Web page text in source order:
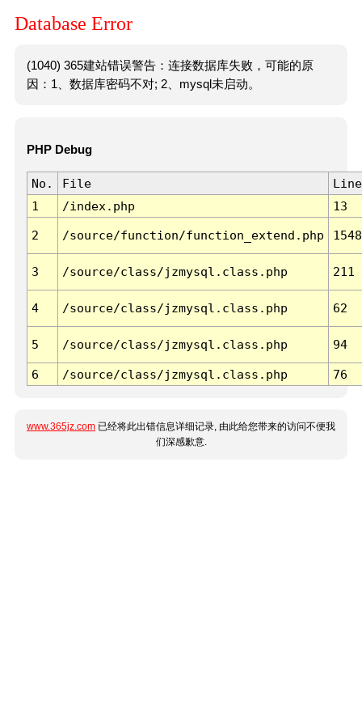
Database Error
(1040) 365建站错误警告：连接数据库失败，可能的原
因：1、数据库密码不对; 2、mysql未启动。
PHP Debug
No. File
Line
1
/index.php 13
2 /source/function/function_extend.php 1548
3 /source/class/jzmysql.class.php 211
4 /source/class/jzmysql.class.php 62
5 /source/class/jzmysql.class.php 94
6 /source/class/jzmysql.class.php 76
www.365jz.com 已经将此出错信息详细记录, 由此给您带来的访问不便我
们深感歉意.